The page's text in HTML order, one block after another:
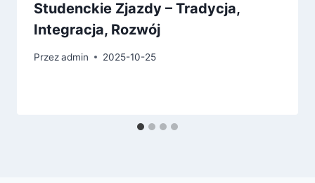
Studenckie Zjazdy – Tradycja,
Integracja, Rozwój
Przezadmin 2025-10-25